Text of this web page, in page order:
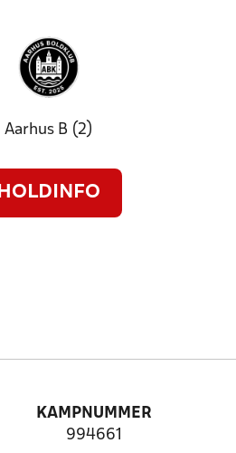
Aarhus B (2)
HOLDINFO
KAMPNUMMER
994661